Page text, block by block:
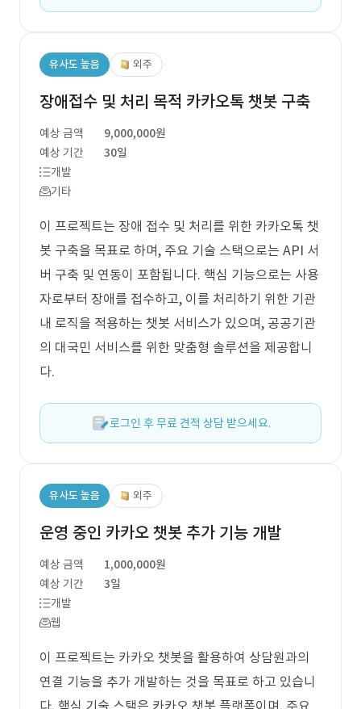
유사도 높음 외주
장애접수 및 처리 목적 카카오톡 챗봇 구축
예상 금액
9,000,000원
예상 기간
30일
개발
기타
이 프로젝트는 장애 접수 및 처리를 위한 카카오톡 챗
봇 구축을 목표로 하며, 주요 기술 스택으로는 API 서
버 구축 및 연동이 포함됩니다. 핵심 기능으로는 사용
자로부터 장애를 접수하고, 이를 처리하기 위한 기관
내 로직을 적용하는 챗봇 서비스가 있으며, 공공기관
의 대국민 서비스를 위한 맞춤형 솔루션을 제공합니
다.
로그인 후 무료 견적 상담 받으세요.
유사도 높음 외주
운영 중인 카카오 챗봇 추가 기능 개발
예상 금액
1,000,000원
예상 기간
3일
개발
웹
이 프로젝트는 카카오 챗봇을 활용하여 상담원과의
연결 기능을 추가 개발하는 것을 목표로 하고 있습니
다. 핵심 기술 스택은 카카오 챗봇 플랫폼이며, 주요